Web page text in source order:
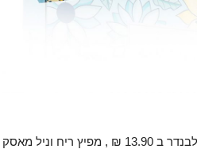
המחירים אטרקטיבים ונוחים דוגמא של מארז מתנה למארחת : קרם גוף לבנדר ב 13.90 ₪ , מפיץ ריח וניל מאסק